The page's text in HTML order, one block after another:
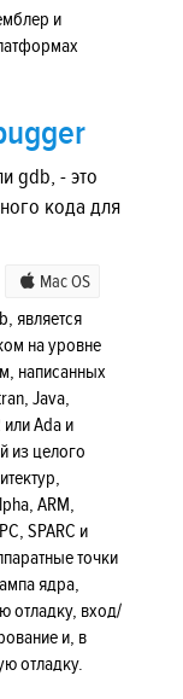
и
gdb, - это
кода для
Mac OS
является
на уровне
написанных
Java,
Ada и
из целого
ARM,
SPARC и
точки
ядра,
отладку, вход/
и, в
отладку.